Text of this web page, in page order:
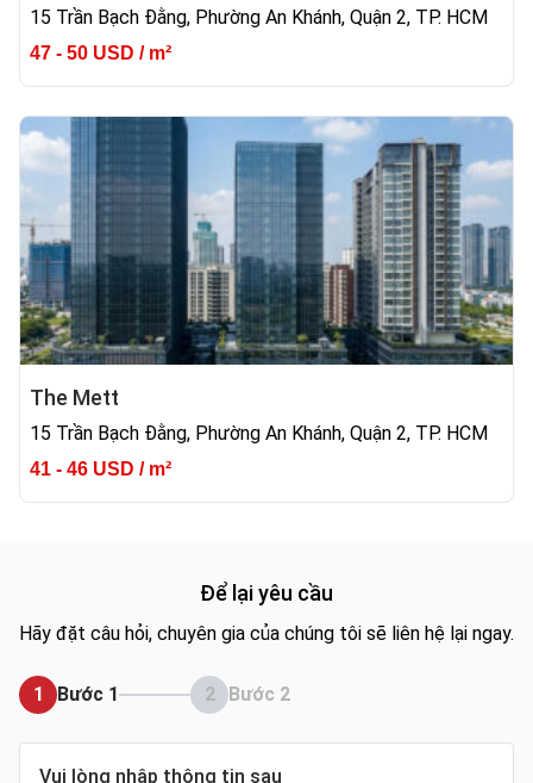
15 Trần Bạch Đằng, Phường An Khánh, Quận 2, TP. HCM
47 - 50 USD / m²
The Mett
15 Trần Bạch Đằng, Phường An Khánh, Quận 2, TP. HCM
41 - 46 USD / m²
Để lại yêu cầu
Hãy đặt câu hỏi, chuyên gia của chúng tôi sẽ liên hệ lại ngay.
1 Bước 1 2 Bước 2
Vui lòng nhập thông tin sau